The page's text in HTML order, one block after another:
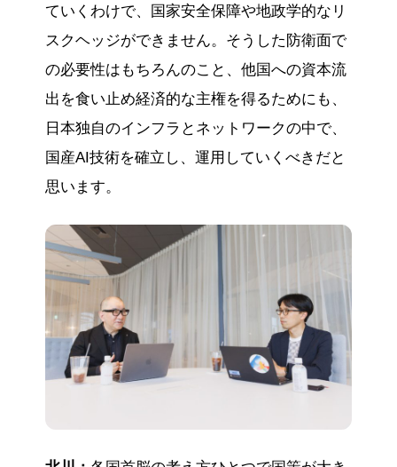
ていくわけで、国家安全保障や地政学的なリ
スクヘッジができません。そうした防衛面で
の必要性はもちろんのこと、他国への資本流
出を食い止め経済的な主権を得るためにも、
日本独自のインフラとネットワークの中で、
国産AI技術を確立し、運用していくべきだと
思います。